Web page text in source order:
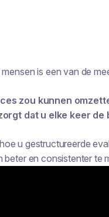
is een van de
zou kunnen
dat u elke keer
u gestructureerde
beter en consistenter te